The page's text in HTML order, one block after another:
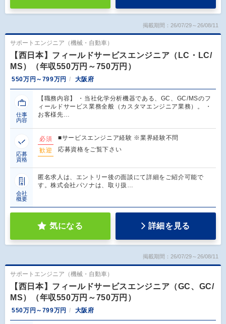
掲載期間：26/07/29～26/08/11
サポートエンジニア（機械・自動車）
【西日本】フィールドサービスエンジニア（LC・LC/
MS）（年収550万円～750万円）
550万円～799万円 大阪府
仕事
内容
【職務内容】 ・当社化学分析機器である、GC、GC/MSのフ
ィールドサービス業務全般（カスタマエンジニア業務）。 ・
お客様先…
応募
資格
必須
■サービスエンジニア経験 ※業界経験不問
歓迎
応募資格をご覧下さい
会社
概要
匿名求人は、エントリー後の面談にて詳細をご紹介可能で
す。株式会社パソナは、取り扱…
気になる 詳細を見る
掲載期間：26/07/29～26/08/11
サポートエンジニア（機械・自動車）
【西日本】フィールドサービスエンジニア（GC、GC/
MS）（年収550万円～750万円）
550万円～799万円 大阪府